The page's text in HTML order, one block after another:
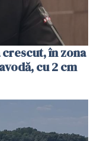
în zona
cu 2 cm